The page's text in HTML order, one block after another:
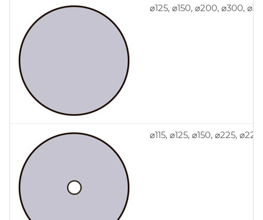
⌀125, ⌀150, ⌀200, ⌀300,
⌀115, ⌀125, ⌀150, ⌀225, ⌀228